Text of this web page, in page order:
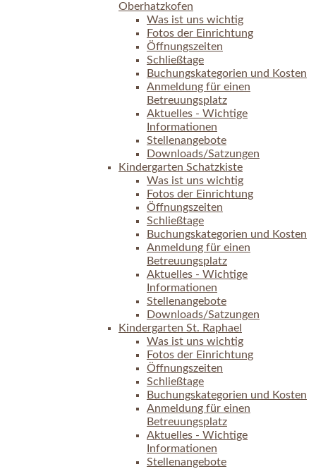
Oberhatzkofen
Was ist uns wichtig
Fotos der Einrichtung
Öffnungszeiten
Schließtage
Buchungskategorien und Kosten
Anmeldung für einen
Betreuungsplatz
Aktuelles - Wichtige
Informationen
Stellenangebote
Downloads/Satzungen
Kindergarten Schatzkiste
Was ist uns wichtig
Fotos der Einrichtung
Öffnungszeiten
Schließtage
Buchungskategorien und Kosten
Anmeldung für einen
Betreuungsplatz
Aktuelles - Wichtige
Informationen
Stellenangebote
Downloads/Satzungen
Kindergarten St. Raphael
Was ist uns wichtig
Fotos der Einrichtung
Öffnungszeiten
Schließtage
Buchungskategorien und Kosten
Anmeldung für einen
Betreuungsplatz
Aktuelles - Wichtige
Informationen
Stellenangebote